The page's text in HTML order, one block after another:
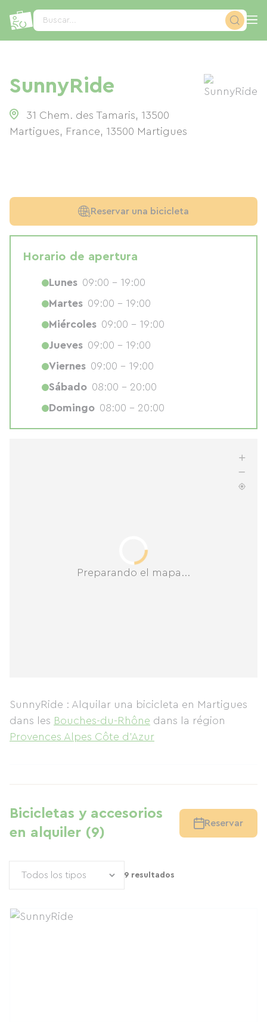
Buscar...
SunnyRide
31 Chem. des Tamaris, 13500
Martigues, France, 13500 Martigues
Preparando el mapa...
SunnyRide : Alquilar una bicicleta en Martigues
dans les Bouches-du-Rhône dans la région
Provences Alpes Côte d'Azur
Bicicletas y accesorios
en alquiler (9)
Reservar
9 resultados
Reservar una bicicleta
Horario de apertura
Lunes 09:00 - 19:00
Martes 09:00 - 19:00
Miércoles 09:00 - 19:00
Jueves 09:00 - 19:00
Viernes 09:00 - 19:00
Sábado 08:00 - 20:00
Domingo 08:00 - 20:00
Panel de gestión de cookies